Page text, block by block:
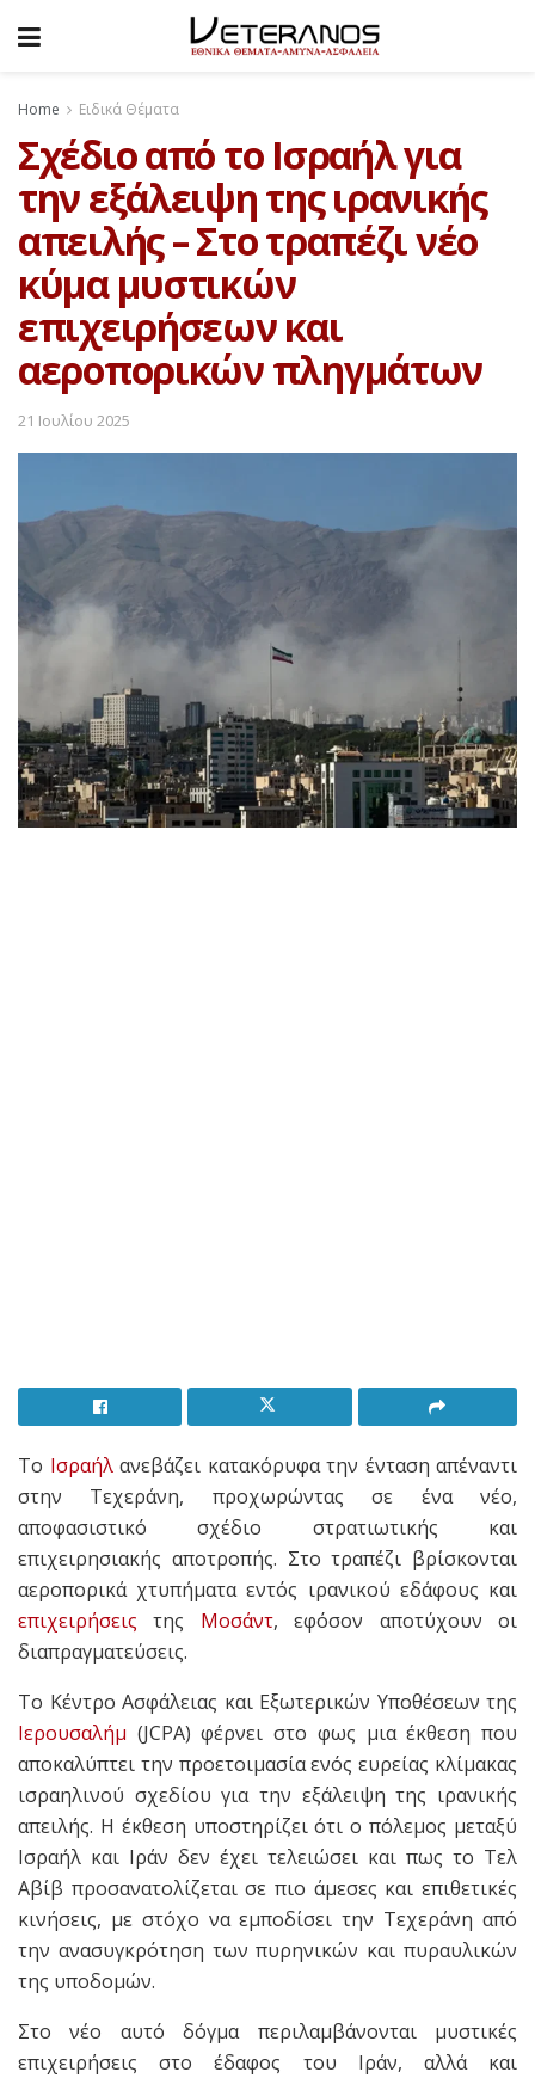
Home Ειδικά Θέματα
Σχέδιο από το Ισραήλ για
την εξάλειψη της ιρανικής
απειλής – Στο τραπέζι νέο
κύμα μυστικών
επιχειρήσεων και
αεροπορικών πληγμάτων
21 Ιουλίου 2025
Το Ισραήλανεβάζει κατακόρυφα την ένταση απέναντι
στην Τεχεράνη, προχωρώντας σε ένα νέο,
αποφασιστικό σχέδιο στρατιωτικής και
επιχειρησιακής αποτροπής. Στο τραπέζι βρίσκονται
αεροπορικά χτυπήματα εντός ιρανικού εδάφους και
επιχειρήσεις της Μοσάντ, εφόσον αποτύχουν οι
διαπραγματεύσεις.
Το Κέντρο Ασφάλειας και Εξωτερικών Υποθέσεων της
Ιερουσαλήμ (JCPA) φέρνει στο φως μια έκθεση που
αποκαλύπτει την προετοιμασία ενός ευρείας κλίμακας
ισραηλινού σχεδίου για την εξάλειψη της ιρανικής
απειλής. Η έκθεση υποστηρίζει ότι ο πόλεμος μεταξύ
Ισραήλ και Ιράν δεν έχει τελειώσει και πως το Τελ
Αβίβ προσανατολίζεται σε πιο άμεσες και επιθετικές
κινήσεις, με στόχο να εμποδίσει την Τεχεράνη από
την ανασυγκρότηση των πυρηνικών και πυραυλικών
της υποδομών.
Στο νέο αυτό δόγμα περιλαμβάνονται μυστικές
επιχειρήσεις στο έδαφος του Ιράν, αλλά και